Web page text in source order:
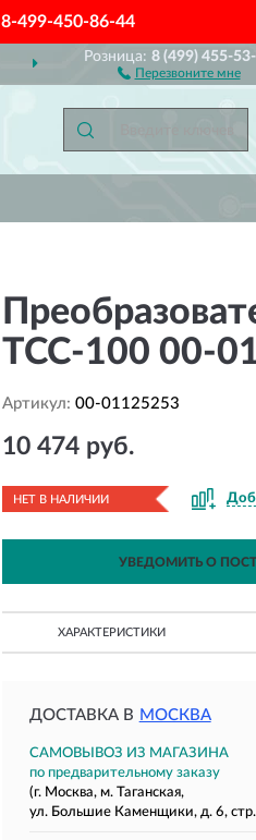
8-499-450-86-44
Розница:8 (499) 455-
Перезвоните мне
TCC-100 00-
Артикул: 00-01125253
10 474 руб.
НЕТ В НАЛИЧИИ
УВЕДОМИТЬ О
ХАРАКТЕРИСТИКИ
ДОСТАВКА В МОСКВА
САМОВЫВОЗ ИЗ МАГАЗИНА
по предварительному заказу
(г. Москва, м. Таганская,
ул. Большие Каменщики, д. 6,